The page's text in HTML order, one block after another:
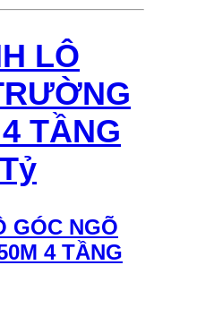
LÔ
TẦNG